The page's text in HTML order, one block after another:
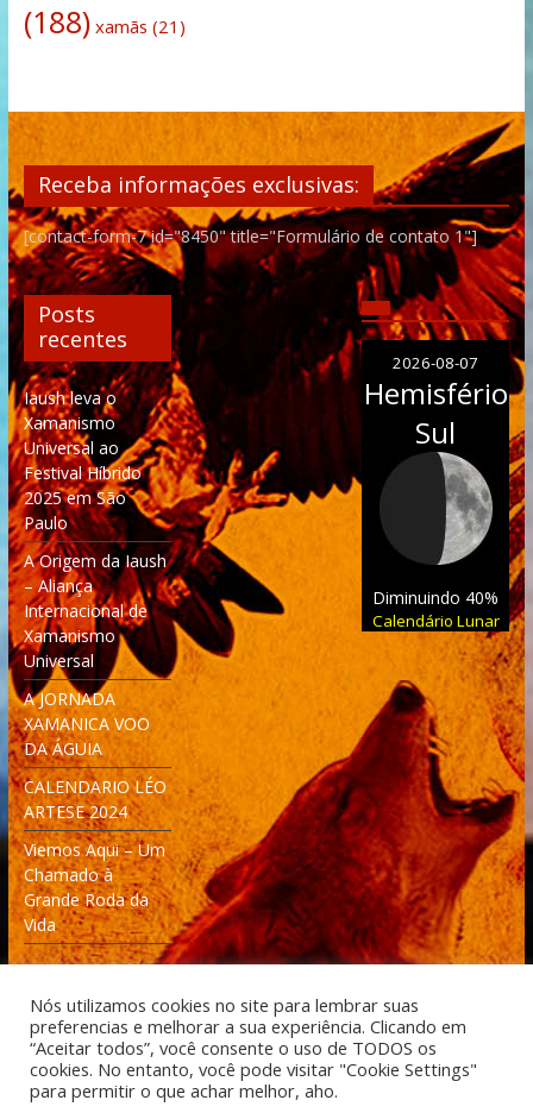
(188) xamãs (21)
Receba informações exclusivas:
[contact-form-7 id="8450" title="Formulário de contato 1"]
Posts
recentes
Iaush leva o
Xamanismo
Universal ao
Festival Híbrido
2025 em São
Paulo
A Origem da Iaush
– Aliança
Internacional de
Xamanismo
Universal
A JORNADA
XAMANICA VOO
DA ÁGUIA
CALENDARIO LÉO
ARTESE 2024
Viemos Aqui – Um
Chamado à
Grande Roda da
Vida
2026-08-07
Hemisfério
Sul
Diminuindo 40%
Calendário Lunar
Desenvolvido: Moleculas4D - Engenharia Espacial e
Tecnologia [moleculas4d.com.br]
Nós utilizamos cookies no site para lembrar suas
preferencias e melhorar a sua experiência. Clicando em
“Aceitar todos”, você consente o uso de TODOS os
cookies. No entanto, você pode visitar "Cookie Settings"
para permitir o que achar melhor, aho.